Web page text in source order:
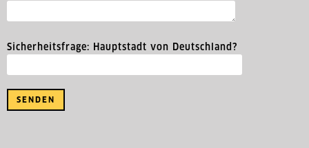
Sicherheitsfrage: Hauptstadt von Deutschland?